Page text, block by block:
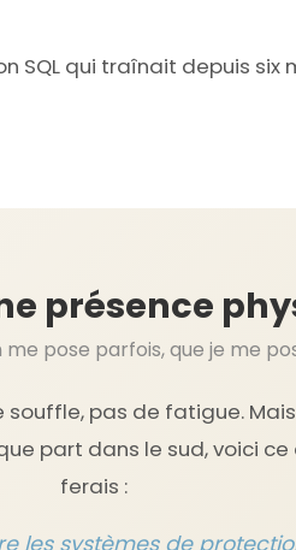
SQL qui traînait depuis six
présence
pose parfois, que je me
souffle, pas de fatigue.
part dans le sud, voici ce
ferais :
les systèmes de